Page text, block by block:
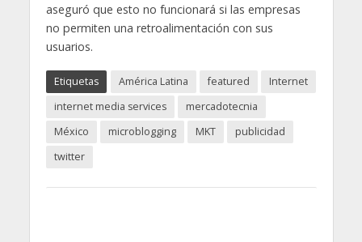
aseguró que esto no funcionará si las empresas
no permiten una retroalimentación con sus
usuarios.
Etiquetas América Latina featured
Internet
internet media services
mercadotecnia
México
microblogging MKT
publicidad
twitter